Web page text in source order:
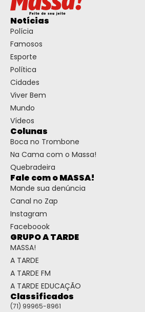
Notícias
Polícia
Famosos
Esporte
Política
Cidades
Viver Bem
Mundo
Vídeos
Colunas
Boca no Trombone
Na Cama com o Massa!
Quebradeira
Fale com o MASSA!
Mande sua denúncia
Canal no Zap
Instagram
Faceboook
GRUPO A TARDE
MASSA!
A TARDE
A TARDE FM
A TARDE EDUCAÇÃO
Classificados
(71) 99965-8961